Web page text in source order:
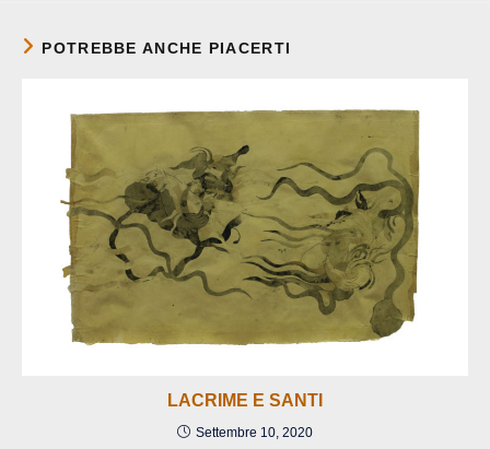
POTREBBE ANCHE PIACERTI
LACRIME E SANTI
Settembre 10, 2020